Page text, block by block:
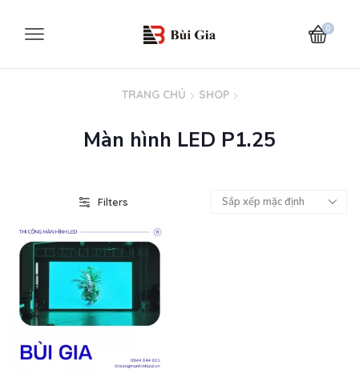
0
TRANG CHỦ SHOP
Màn hình LED P1.25
Filters